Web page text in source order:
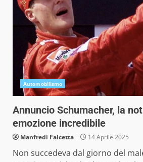
Automobilismo
Annuncio Schumacher, la
emozione incredibile
Manfredi Falcetta 14 Aprile 2025
Non succedeva dal giorno del